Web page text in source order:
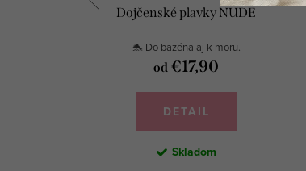
Dojčenské plavky NUDE
🐬 Do bazéna aj k moru.
od €17,90
DETAIL
Skladom